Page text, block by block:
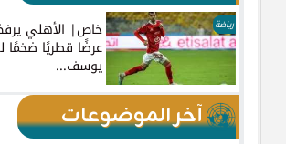
رياضة خاص| الأهلي
عرضًا قطريًا ضخمًا
يوسف...
آخر الموضوعات